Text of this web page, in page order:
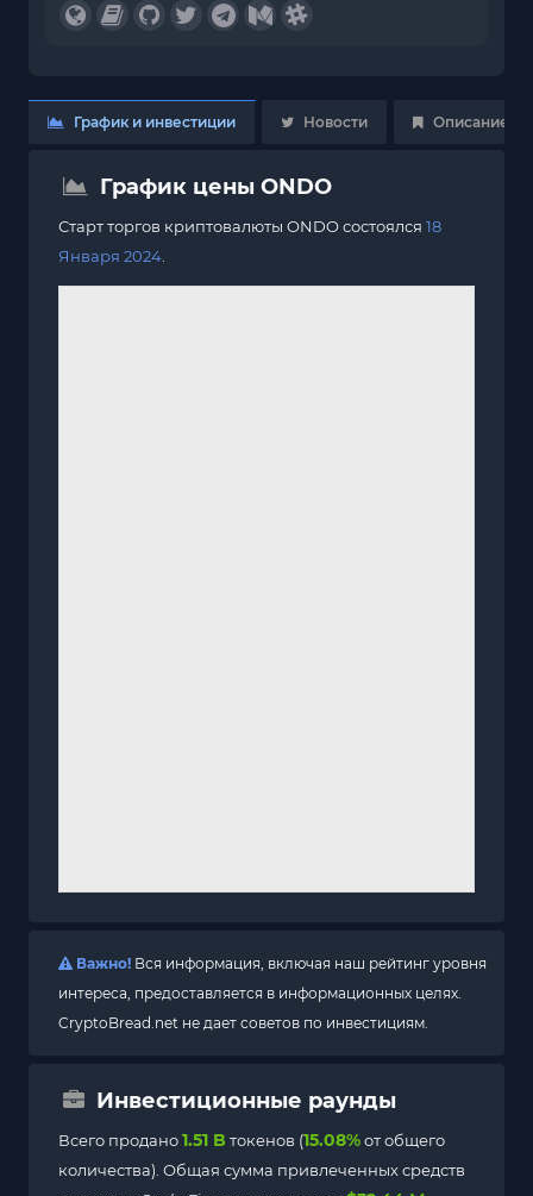
График и инвестиции Новости Описание
График цены ONDO
Старт торгов криптовалюты ONDO состоялся 18
Января 2024
Важно! Вся информация, включая наш рейтинг уровня
интереса, предоставляется в информационных целях.
CryptoBread.net не дает советов по инвестициям.
Инвестиционные раунды
Всего продано1.51 B токенов (15.08%от общего
количества). Общая сумма привлеченных средств